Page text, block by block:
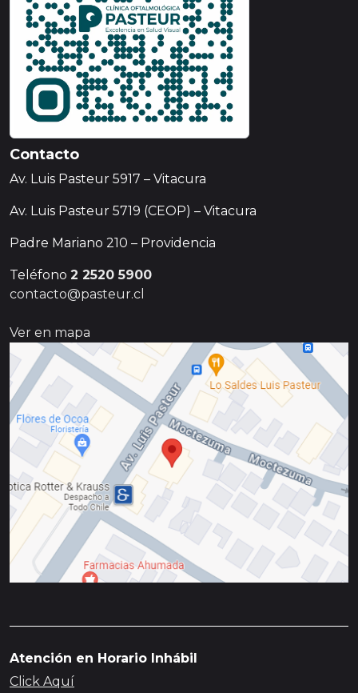
Contacto
Av. Luis Pasteur 5917 – Vitacura
Av. Luis Pasteur 5719 (CEOP) – Vitacura
Padre Mariano 210 – Providencia
Teléfono 2 2520 5900
contacto@pasteur.cl
Ver en mapa
Atención en Horario Inhábil
Click Aquí